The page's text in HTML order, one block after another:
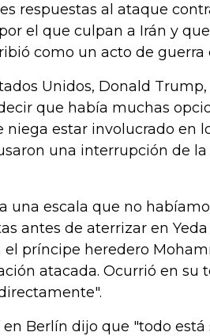
respuestas al ataque
el que culpan a Irán y
como un acto de guerra
Unidos, Donald
que había muchas
niega estar involucrado en
una interrupción de
una escala que no
antes de aterrizar en
el príncipe heredero
atacada. Ocurrió en su
Berlín dijo que "todo está